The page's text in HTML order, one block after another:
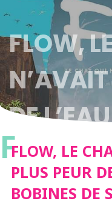
FLOW,
N’AVAIT
DE
FFLOW, LE
PLUS PEUR
BOBINES DE